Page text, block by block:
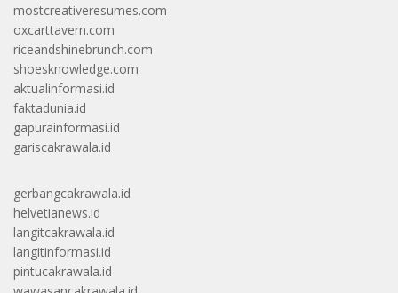
mostcreativeresumes.com
oxcarttavern.com
riceandshinebrunch.com
shoesknowledge.com
aktualinformasi.id
faktadunia.id
gapurainformasi.id
gariscakrawala.id
gerbangcakrawala.id
helvetianews.id
langitcakrawala.id
langitinformasi.id
pintucakrawala.id